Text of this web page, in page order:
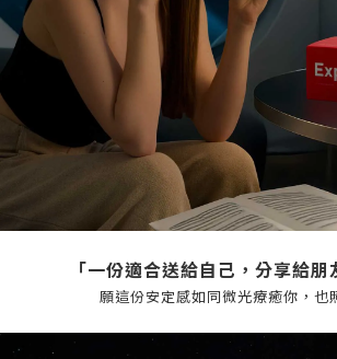
「一份適合送給自己，分享給朋
願這份安定感如同微光療癒你，也